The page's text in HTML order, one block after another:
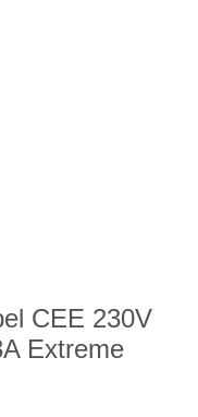
CEE 230V
Extreme